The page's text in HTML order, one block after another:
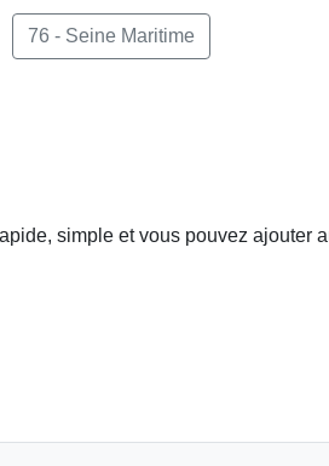
76 - Seine Maritime
simple et vous pouvez ajouter